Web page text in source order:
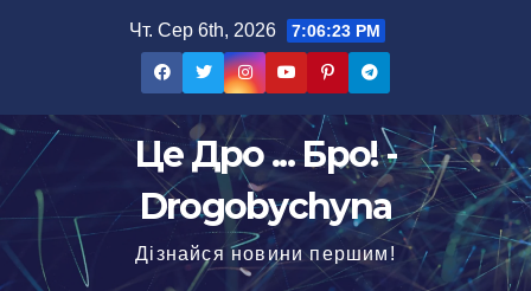
Чт. Сер 6th, 2026 7:06:24 PM
Це Дро ... Бро! -
Drogobychyna
Дізнайся новини першим!